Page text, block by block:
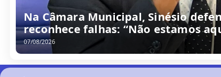
Na Câmara Municipal, Sinésio
reconhece falhas: “Não estamos
07/08/2026